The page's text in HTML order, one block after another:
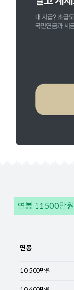
연봉 11500만원
연봉
10,500만원